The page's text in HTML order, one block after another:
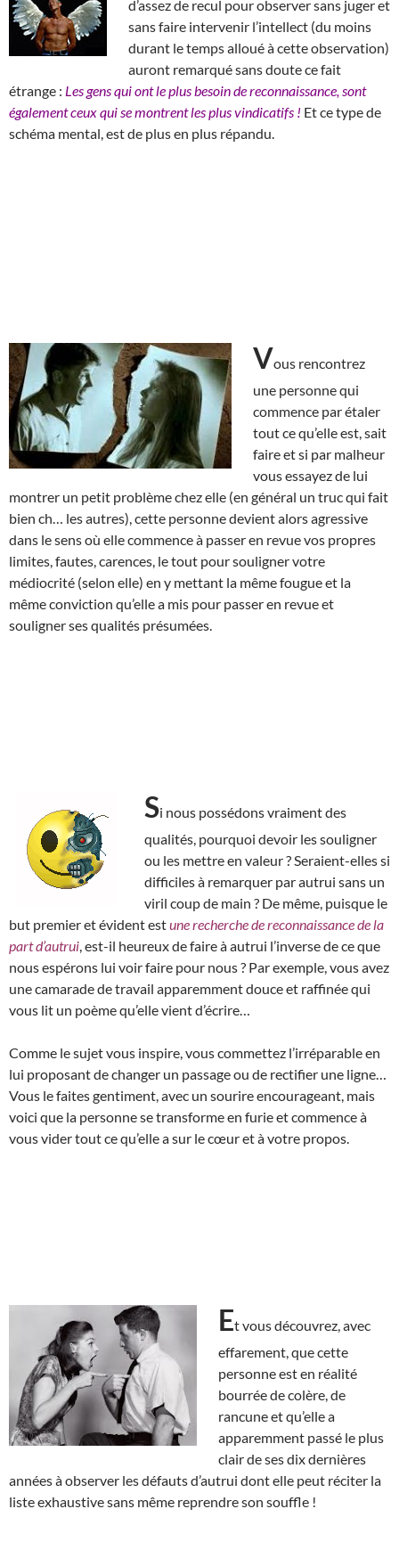
d’assez de recul pour observer sans juger et
sans faire intervenir l’intellect (du moins
durant le temps alloué à cette observation)
auront remarqué sans doute ce fait
étrange : Les gens qui ont le plus besoin de reconnaissance, sont
également ceux qui se montrent les plus vindicatifs ! Et ce type de
schéma mental, est de plus en plus répandu.
Vous rencontrez
une personne qui
commence par étaler
tout ce qu’elle est, sait
faire et si par malheur
vous essayez de lui
montrer un petit problème chez elle (en général un truc qui fait
bien ch… les autres), cette personne devient alors agressive
dans le sens où elle commence à passer en revue vos propres
limites, fautes, carences, le tout pour souligner votre
médiocrité (selon elle) en y mettant la même fougue et la
même conviction qu’elle a mis pour passer en revue et
souligner ses qualités présumées.
Si nous possédons vraiment des
qualités, pourquoi devoir les souligner
ou les mettre en valeur ? Seraient-elles si
difficiles à remarquer par autrui sans un
viril coup de main ? De même, puisque le
but premier et évident estune recherche de reconnaissance de la
part d’autrui , est-il heureux de faire à autrui l’inverse de ce que
nous espérons lui voir faire pour nous ? Par exemple, vous avez
une camarade de travail apparemment douce et raffinée qui
vous lit un poème qu’elle vient d’écrire…
Comme le sujet vous inspire, vous commettez l’irréparable en
lui proposant de changer un passage ou de rectifier une ligne…
Vous le faites gentiment, avec un sourire encourageant, mais
voici que la personne se transforme en furie et commence à
vous vider tout ce qu’elle a sur le cœur et à votre propos.
Et vous découvrez, avec
effarement, que cette
personne est en réalité
bourrée de colère, de
rancune et qu’elle a
apparemment passé le plus
clair de ses dix dernières
années à observer les défauts d’autrui dont elle peut réciter la
liste exhaustive sans même reprendre son souffle !